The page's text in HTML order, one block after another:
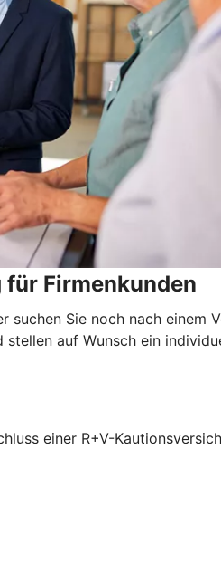
Firmenkunden
suchen Sie noch nach
auf Wunsch ein
einer R+V-